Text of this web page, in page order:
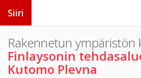
Siiri
Rakennetun ympäristön
Finlaysonin
Kutomo Plevna